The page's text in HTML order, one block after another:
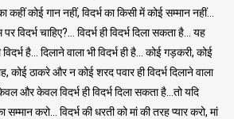
कहीं कोई गान नहीं, विदर्भ का किसी में कोई सम्मान नहीं…
विदर्भ चाहिए?… विदर्भ ही विदर्भ दिला सकता है… यह
है… दिलाने वाला भी विदर्भ ही है… कोई गड़करी, कोई
कोई ठाकरे और न कोई शरद पवार ही विदर्भ दिलाने वाला
और केवल विदर्भ ही विदर्भ दिला सकता है…तो यदि
सम्मान करो… विदर्भ की धरती को मां की तरह प्यार करो, मां